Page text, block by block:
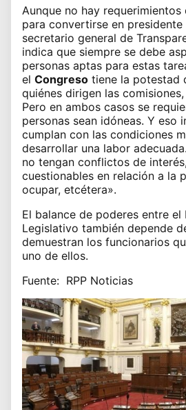
Aunque no hay
para convertirse en
secretario general de
indica que siempre se debe
personas aptas para estas
el Congreso tiene la potestad
quiénes dirigen las
Pero en ambos casos se
personas sean idóneas. Y eso
cumplan con las condiciones
desarrollar una labor
no tengan conflictos de
cuestionables en relación a la
ocupar, etcétera».
El balance de poderes entre el
Legislativo también depende
demuestran los funcionarios
uno de ellos.
Fuente: RPP Noticias